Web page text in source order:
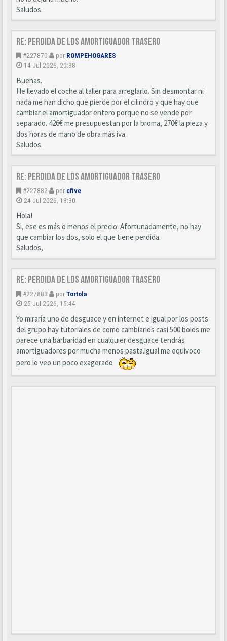
Saludos.
Re: Perdida de LDS amortiguador trasero
#227870 por ROMPEHOGARES
14 Jul 2026, 20:38
Buenas.
He llevado el coche al taller para arreglarlo. Sin desmontar ni
nada me han dicho que pierde por el cilindro y que hay que
cambiar el amortiguador entero porque no se vende por
separado. 426€ me presupuestan por la broma, 270€ la pieza y
dos horas de mano de obra más iva.
Saludos.
Re: Perdida de LDS amortiguador trasero
#227882 por cfive
24 Jul 2026, 18:30
Hola!
Si, ese es más o menos el precio. Afortunadamente, no hay
que cambiar los dos, solo el que tiene perdida.
Saludos,
Re: Perdida de LDS amortiguador trasero
#227883 porTortola
25 Jul 2026, 15:44
Yo miraría uno de desguace y en internet e igual por los posts
del grupo hay tutoriales de como cambiarlos casi 500 bolos me
parece una barbaridad en cualquier desguace tendrás
amortiguadores por mucha menos pasta.igual me equivoco
pero lo veo un poco exagerado